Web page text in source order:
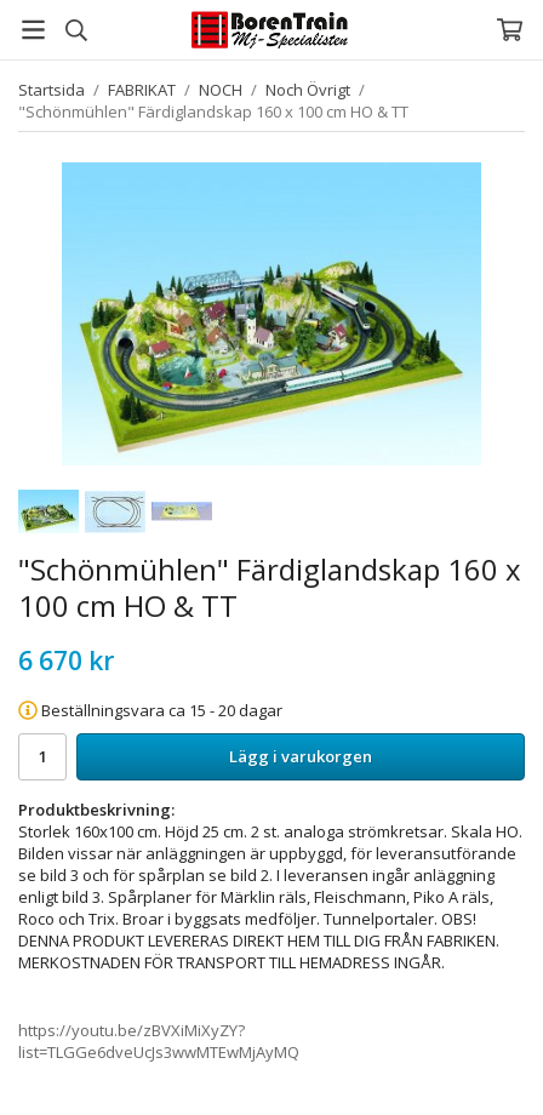
Startsida / FABRIKAT / NOCH / Noch Övrigt /
"Schönmühlen" Färdiglandskap 160 x 100 cm HO & TT
"Schönmühlen" Färdiglandskap 160 x
100 cm HO & TT
6 670 kr
Beställningsvara ca 15 - 20 dagar
Lägg i varukorgen
Produktbeskrivning:
Storlek 160x100 cm. Höjd 25 cm. 2 st. analoga strömkretsar. Skala HO.
Bilden vissar när anläggningen är uppbyggd, för leveransutförande
se bild 3 och för spårplan se bild 2. I leveransen ingår anläggning
enligt bild 3. Spårplaner för Märklin räls, Fleischmann, Piko A räls,
Roco och Trix. Broar i byggsats medföljer. Tunnelportaler. OBS!
DENNA PRODUKT LEVERERAS DIREKT HEM TILL DIG FRÅN FABRIKEN.
MERKOSTNADEN FÖR TRANSPORT TILL HEMADRESS INGÅR.
https://youtu.be/zBVXiMiXyZY?
list=TLGGe6dveUcJs3wwMTEwMjAyMQ